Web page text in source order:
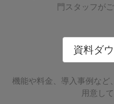
門スタッフが
資料ダ
機能や料金、導入事例など
用意し